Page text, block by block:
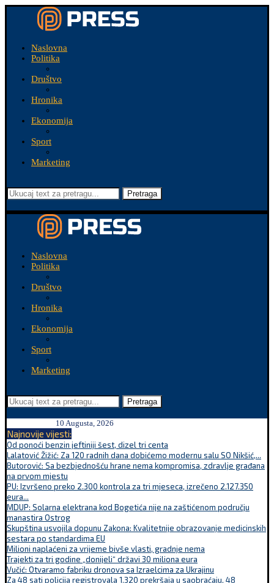
Naslovna
Politika
Društvo
Hronika
Ekonomija
Sport
Marketing
Pretraga
Naslovna
Politika
Društvo
Hronika
Ekonomija
Sport
Marketing
Pretraga
10 Augusta, 2026
Najnovije vijesti:
Od ponoći benzin jeftiniji šest, dizel tri centa
Lalatović Žižić: Za 120 radnih dana dobićemo modernu salu SO Nikšić,...
Butorović: Sa bezbjednošću hrane nema kompromisa, zdravlje građana
na prvom mjestu
PU: Izvršeno preko 2.300 kontrola za tri mjeseca, izrečeno 2.127.350
eura...
MDUP: Solarna elektrana kod Bogetića nije na zaštićenom području
manastira Ostrog
Skupština usvojila dopunu Zakona: Kvalitetnije obrazovanje medicinskih
sestara po standardima EU
Milioni naplaćeni za vrijeme bivše vlasti, gradnje nema
Trajekti za tri godine „donijeli“ državi 30 miliona eura
Vučić: Otvaramo fabriku dronova sa Izraelcima za Ukrajinu
Za 48 sati policija registrovala 1.320 prekršaja u saobraćaju, 48